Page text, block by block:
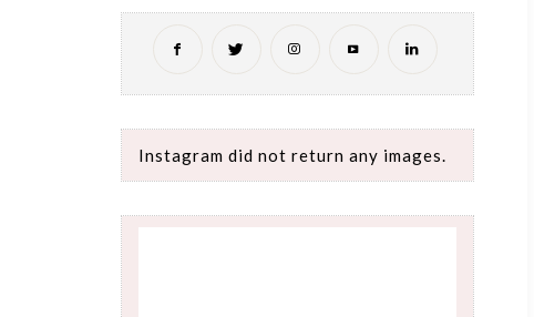
Instagram did not return any images.